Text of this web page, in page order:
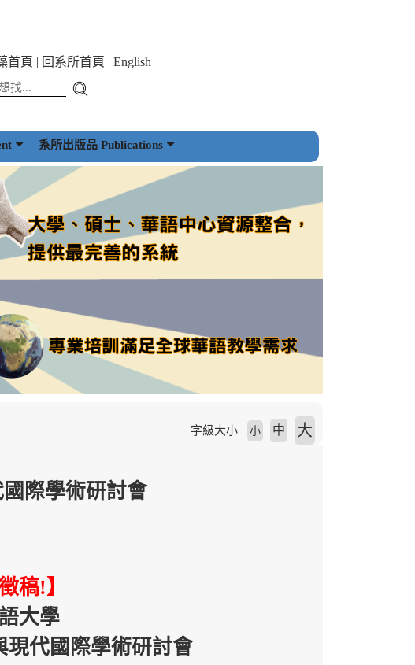
首頁 回系所首頁 English
系所出版品 Publications
字級大小 小 中 大
國際學術研討會
稿!】
大學
現代國際學術研討會